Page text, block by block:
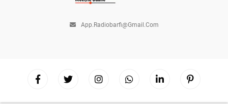
App.radiobarfi@gmail.com